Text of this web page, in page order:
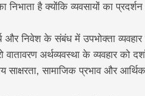
निभाता है क्योंकि व्यवसायों का
निवेश के संबंध में उपभोक्ता व्यवहार
अर्थव्यवस्था के व्यवहार को
साक्षरता, सामाजिक प्रभाव और